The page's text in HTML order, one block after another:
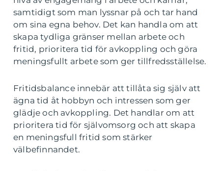
samtidigt som man lyssnar på och tar hand
om sina egna behov. Det kan handla om att
skapa tydliga gränser mellan arbete och
fritid, prioritera tid för avkoppling och göra
meningsfullt arbete som ger tillfredsställelse.
Fritidsbalance innebär att tillåta sig själv att
ägna tid åt hobbyn och intressen som ger
glädje och avkoppling. Det handlar om att
prioritera tid för självomsorg och att skapa
en meningsfull fritid som stärker
välbefinnandet.